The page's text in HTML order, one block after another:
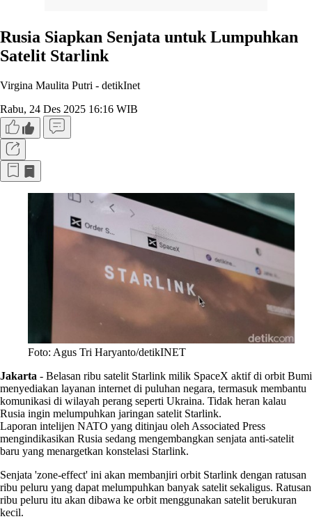
Rusia Siapkan Senjata untuk Lumpuhkan
Satelit Starlink
Virgina Maulita Putri - detikInet
Rabu, 24 Des 2025 16:16 WIB
Foto: Agus Tri Haryanto/detikINET
Jakarta - Belasan ribu satelit Starlink milik SpaceX aktif di orbit Bumi
menyediakan layanan internet di puluhan negara, termasuk membantu
komunikasi di wilayah perang seperti Ukraina. Tidak heran kalau
Rusia ingin melumpuhkan jaringan satelit Starlink.
Laporan intelijen NATO yang ditinjau oleh Associated Press
mengindikasikan Rusia sedang mengembangkan senjata anti-satelit
baru yang menargetkan konstelasi Starlink.
Senjata 'zone-effect' ini akan membanjiri orbit Starlink dengan ratusan
ribu peluru yang dapat melumpuhkan banyak satelit sekaligus. Ratusan
ribu peluru itu akan dibawa ke orbit menggunakan satelit berukuran
kecil.